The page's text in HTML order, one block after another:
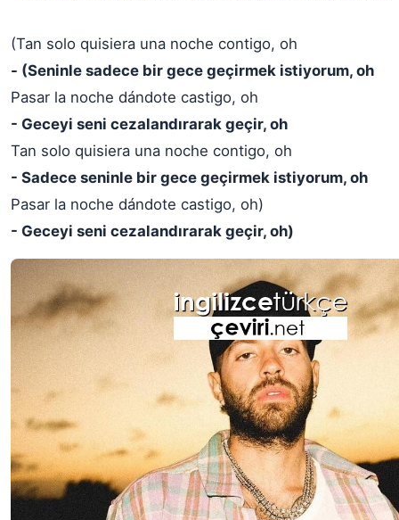
(Tan solo quisiera una noche contigo, oh
- (Seninle sadece bir gece geçirmek istiyorum, oh
Pasar la noche dándote castigo, oh
- Geceyi seni cezalandırarak geçir, oh
Tan solo quisiera una noche contigo, oh
- Sadece seninle bir gece geçirmek istiyorum, oh
Pasar la noche dándote castigo, oh)
- Geceyi seni cezalandırarak geçir, oh)